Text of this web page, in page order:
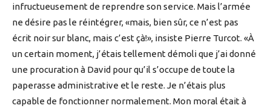
infructueusement de reprendre son service. Mais l’armée
ne désire pas le réintégrer, «mais, bien sûr, ce n’est pas
écrit noir sur blanc, mais c’est çà!», insiste Pierre Turcot. «À
un certain moment, j’étais tellement démoli que j’ai donné
une procuration à David pour qu’il s’occupe de toute la
paperasse administrative et le reste. Je n’étais plus
capable de fonctionner normalement. Mon moral était à